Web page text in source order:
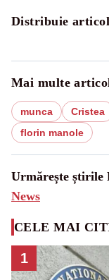
Distribuie
Mai multe
munca Cristea
florin manole
Urmărește știrile
News
CELE MAI
1